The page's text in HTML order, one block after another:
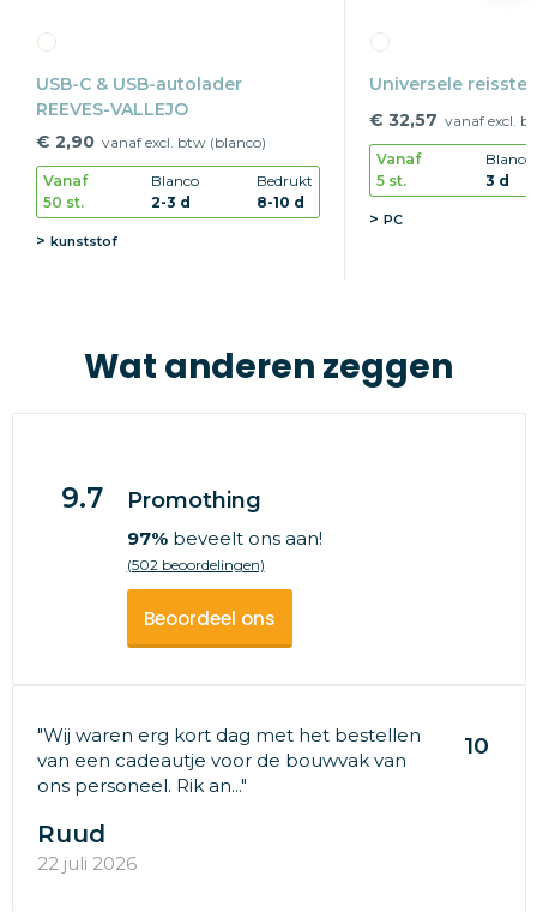
USB-C & USB-autolader
REEVES-VALLEJO
€ 2,90 vanaf excl. btw (blanco)
Vanaf
50 st.
Blanco
2-3 d
Bedrukt
8-10 d
kunststof
Universele
€ 32,57 vanaf excl.
Vanaf
5 st.
Blanco
3 d
PC
Wat anderen zeggen
9.7 Promothing
97%beveelt ons aan!
(502 beoordelingen)
Beoordeel ons
"Wij waren erg kort dag met het bestellen
van een cadeautje voor de bouwvak van
ons personeel. Rik an..."
10
Ruud
22 juli 2026